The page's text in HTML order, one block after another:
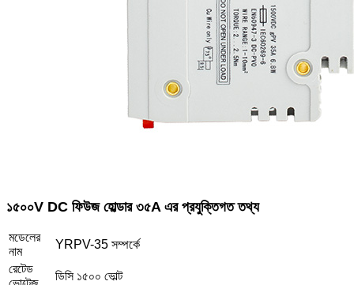
১৫০০V DC ফিউজ হোল্ডার ৩৫A এর প্রযুক্তিগত তথ্য
মডেলের
নাম
YRPV-35 সম্পর্কে
রেটেড
ডিসি ১৫০০ ভোল্ট